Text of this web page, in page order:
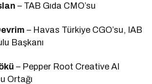
– TAB Gıda CMO’su
– Havas Türkiye CGO’su, IAB
Başkanı
– Pepper Root Creative AI
Ortağı